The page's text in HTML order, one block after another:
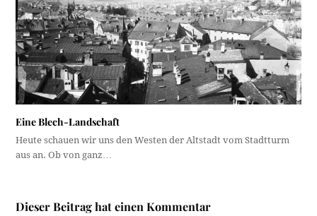
Eine Blech-Landschaft
Heute schauen wir uns den Westen der Altstadt vom Stadtturm
aus an. Ob von ganz…
Dieser Beitrag hat einen Kommentar